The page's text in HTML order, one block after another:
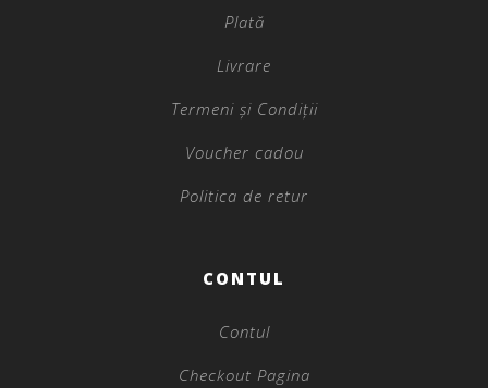
Plată
Livrare
Termeni și Condiții
Voucher cadou
Politica de retur
CONTUL
Contul
Checkout Pagina